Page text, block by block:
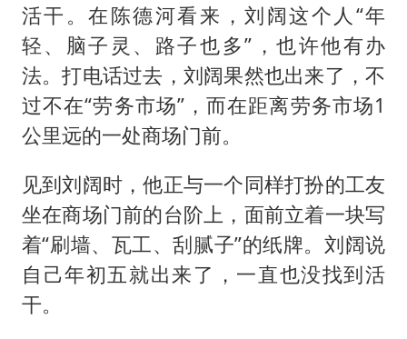
活干。在陈德河看来，刘阔这个人“年
轻、脑子灵、路子也多”，也许他有办
法。打电话过去，刘阔果然也出来了，不
过不在“劳务市场”，而在距离劳务市场1
公里远的一处商场门前。
见到刘阔时，他正与一个同样打扮的工友
坐在商场门前的台阶上，面前立着一块写
着“刷墙、瓦工、刮腻子”的纸牌。刘阔说
自己年初五就出来了，一直也没找到活
干。